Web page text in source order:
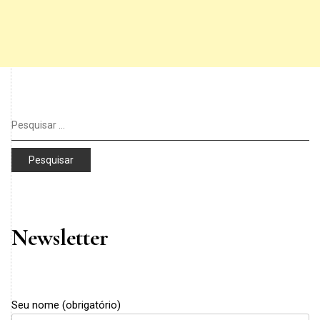
Pesquisar
por:
Newsletter
Seu nome (obrigatório)